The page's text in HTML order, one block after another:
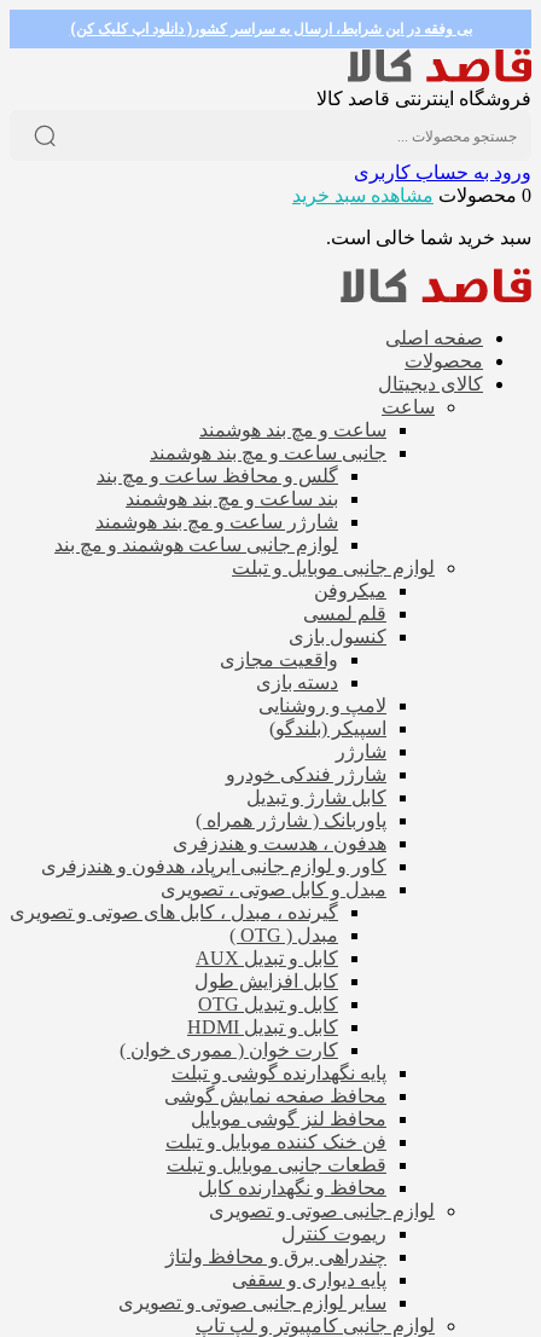
بی وفقه در این شرایط، ارسال به سراسر کشور( دانلود اپ کلیک کن)
فروشگاه اینترنتی قاصد کالا
ورود به حساب کاربری
0 محصولات
مشاهده سبد خرید
سبد خرید شما خالی است.
صفحه اصلی
محصولات
کالای دیجیتال
ساعت
ساعت و مچ بند هوشمند
جانبی ساعت و مچ بند هوشمند
گلس و محافظ ساعت و مچ بند
بند ساعت و مچ بند هوشمند
شارژر ساعت و مچ بند هوشمند
لوازم جانبی ساعت هوشمند و مچ بند
لوازم جانبی موبایل و تبلت
میکروفن
قلم لمسی
کنسول بازی
واقعیت مجازی
دسته بازی
لامپ و روشنایی
اسپیکر (بلندگو)
شارژر
شارژر فندکی خودرو
کابل شارژ و تبدیل
پاوربانک ( شارژر همراه )
هدفون ، هدست و هندزفری
کاور و لوازم جانبی ایرپاد، هدفون و هندزفری
مبدل و کابل صوتی ، تصویری
گیرنده ، مبدل ، کابل های صوتی و تصویری
مبدل ( OTG )
کابل و تبدیل AUX
کابل افزایش طول
کابل و تبدیل OTG
کابل و تبدیل HDMI
کارت خوان ( مموری خوان )
پایه نگهدارنده گوشی و تبلت
محافظ صفحه نمایش گوشی
محافظ لنز گوشی موبایل
فن خنک کننده موبایل و تبلت
قطعات جانبی موبایل و تبلت
محافظ و نگهدارنده کابل
لوازم جانبی صوتی و تصویری
ریموت کنترل
چندراهی برق و محافظ ولتاژ
پایه دیواری و سقفی
سایر لوازم جانبی صوتی و تصویری
لوازم جانبی کامپیوتر و لپ تاپ